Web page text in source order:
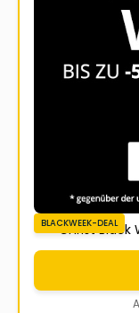
BLACKWEEK-DEAL
Christ Black